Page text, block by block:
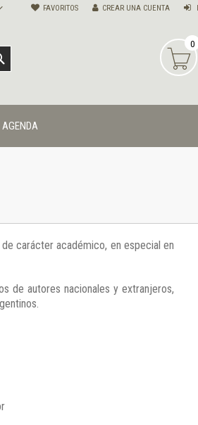
FAVORITOS CREAR UNA CUENTA
0
AGENDA
carácter académico, en especial en
de autores nacionales y extranjeros,